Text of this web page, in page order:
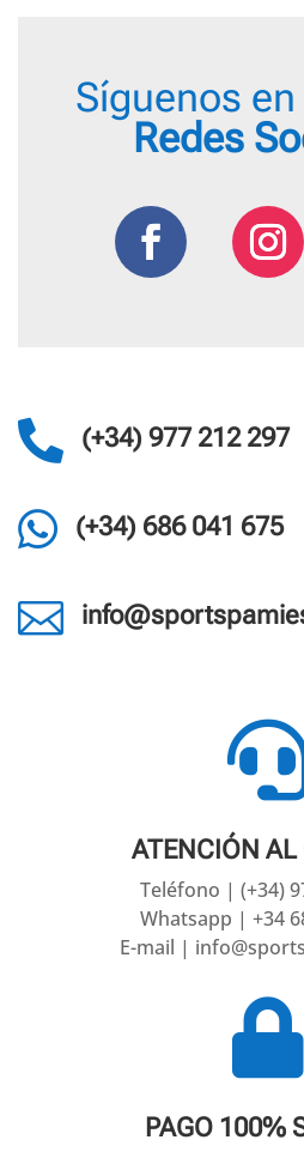
Síguenos
Redes
 (+34) 977 212 297
 (+34) 686 041 675

ATENCIÓN AL
Teléfono | (+34)
Whatsapp | +34
E-mail |

PAGO 100%